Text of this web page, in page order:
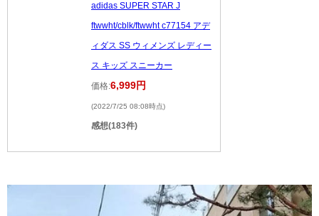
adidas SUPER STAR J
ftwwht/cblk/ftwwht c77154 アデ
ィダス SS ウィメンズ レディー
ス キッズ スニーカー
価格:6,999円
(2022/7/25 08:08時点)
感想(183件)